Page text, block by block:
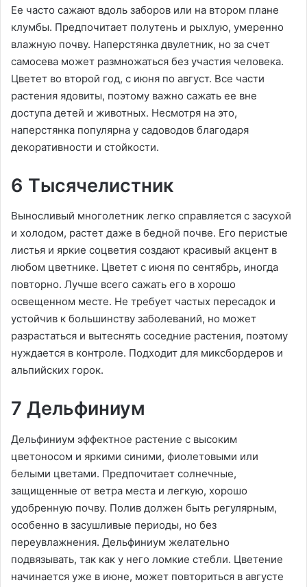
Ее часто сажают вдоль заборов или на втором плане
клумбы. Предпочитает полутень и рыхлую, умеренно
влажную почву. Наперстянка двулетник, но за счет
самосева может размножаться без участия человека.
Цветет во второй год, с июня по август. Все части
растения ядовиты, поэтому важно сажать ее вне
доступа детей и животных. Несмотря на это,
наперстянка популярна у садоводов благодаря
декоративности и стойкости.
6 Тысячелистник
Выносливый многолетник легко справляется с засухой
и холодом, растет даже в бедной почве. Его перистые
листья и яркие соцветия создают красивый акцент в
любом цветнике. Цветет с июня по сентябрь, иногда
повторно. Лучше всего сажать его в хорошо
освещенном месте. Не требует частых пересадок и
устойчив к большинству заболеваний, но может
разрастаться и вытеснять соседние растения, поэтому
нуждается в контроле. Подходит для миксбордеров и
альпийских горок.
7 Дельфиниум
Дельфиниум эффектное растение с высоким
цветоносом и яркими синими, фиолетовыми или
белыми цветами. Предпочитает солнечные,
защищенные от ветра места и легкую, хорошо
удобренную почву. Полив должен быть регулярным,
особенно в засушливые периоды, но без
переувлажнения. Дельфиниум желательно
подвязывать, так как у него ломкие стебли. Цветение
начинается уже в июне, может повториться в августе